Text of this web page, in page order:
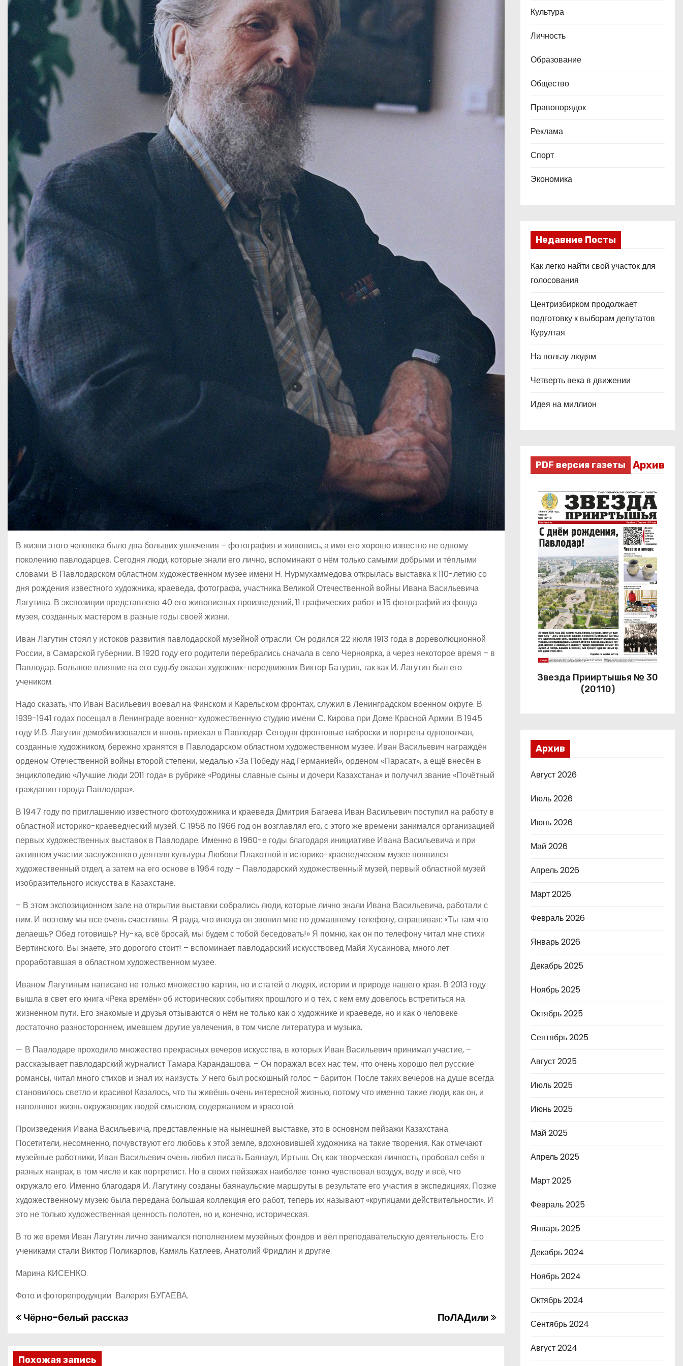
В жизни этого человека было два больших увлечения – фотография и живопись, а имя его хорошо известно не одному
поколению павлодарцев. Сегодня люди, которые знали его лично, вспоминают о нём только самыми добрыми и тёплыми
словами. В Павлодарском областном художественном музее имени Н. Нурмухаммедова открылась выставка к 110-летию со
дня рождения известного художника, краеведа, фотографа, участника Великой Отечественной войны Ивана Васильевича
Лагутина. В экспозиции представлено 40 его живописных произведений, 11 графических работ и 15 фотографий из фонда
музея, созданных мастером в разные годы своей жизни.
Иван Лагутин стоял у истоков развития павлодарской музейной отрасли. Он родился 22 июля 1913 года в дореволюционной
России, в Самарской губернии. В 1920 году его родители перебрались сначала в село Черноярка, а через некоторое время – в
Павлодар. Большое влияние на его судьбу оказал художник-передвижник Виктор Батурин, так как И. Лагутин был его
учеником.
Надо сказать, что Иван Васильевич воевал на Финском и Карельском фронтах, служил в Ленинградском военном округе. В
1939-1941 годах посещал в Ленинграде военно-художественную студию имени С. Кирова при Доме Красной Армии. В 1945
году И.В. Лагутин демобилизовался и вновь приехал в Павлодар. Сегодня фронтовые наброски и портреты однополчан,
созданные художником, бережно хранятся в Павлодарском областном художественном музее. Иван Васильевич награждён
орденом Отечественной войны второй степени, медалью «За Победу над Германией», орденом «Парасат», а ещё внесён в
энциклопедию «Лучшие люди 2011 года» в рубрике «Родины славные сыны и дочери Казахстана» и получил звание «Почётный
гражданин города Павлодара».
В 1947 году по приглашению известного фотохудожника и краеведа Дмитрия Багаева Иван Васильевич поступил на работу в
областной историко-краеведческий музей. С 1958 по 1966 год он возглавлял его, с этого же времени занимался организацией
первых художественных выставок в Павлодаре. Именно в 1960-е годы благодаря инициативе Ивана Васильевича и при
активном участии заслуженного деятеля культуры Любови Плахотной в историко-краеведческом музее появился
художественный отдел, а затем на его основе в 1964 году – Павлодарский художественный музей, первый областной музей
изобразительного искусства в Казахстане.
– В этом экспозиционном зале на открытии выставки собрались люди, которые лично знали Ивана Васильевича, работали с
ним. И поэтому мы все очень счастливы. Я рада, что иногда он звонил мне по домашнему телефону, спрашивая: «Ты там что
делаешь? Обед готовишь? Ну-ка, всё бросай, мы будем с тобой беседовать!» Я помню, как он по телефону читал мне стихи
Вертинского. Вы знаете, это дорогого стоит! – вспоминает павлодарский искусствовед Майя Хусаинова, много лет
проработавшая в областном художественном музее.
Иваном Лагутиным написано не только множество картин, но и статей о людях, истории и природе нашего края. В 2013 году
вышла в свет его книга «Река времён» об исторических событиях прошлого и о тех, с кем ему довелось встретиться на
жизненном пути. Его знакомые и друзья отзываются о нём не только как о художнике и краеведе, но и как о человеке
достаточно разностороннем, имевшем другие увлечения, в том числе литература и музыка.
— В Павлодаре проходило множество прекрасных вечеров искусства, в которых Иван Васильевич принимал участие, –
рассказывает павлодарский журналист Тамара Карандашова. – Он поражал всех нас тем, что очень хорошо пел русские
романсы, читал много стихов и знал их наизусть. У него был роскошный голос – баритон. После таких вечеров на душе всегда
становилось светло и красиво! Казалось, что ты живёшь очень интересной жизнью, потому что именно такие люди, как он, и
наполняют жизнь окружающих людей смыслом, содержанием и красотой.
Произведения Ивана Васильевича, представленные на нынешней выставке, это в основном пейзажи Казахстана.
Посетители, несомненно, почувствуют его любовь к этой земле, вдохновившей художника на такие творения. Как отмечают
музейные работники, Иван Васильевич очень любил писать Баянаул, Иртыш. Он, как творческая личность, пробовал себя в
разных жанрах, в том числе и как портретист. Но в своих пейзажах наиболее тонко чувствовал воздух, воду и всё, что
окружало его. Именно благодаря И. Лагутину созданы баянаульские маршруты в результате его участия в экспедициях. Позже
художественному музею была передана большая коллекция его работ, теперь их называют «крупицами действительности». И
это не только художественная ценность полотен, но и, конечно, историческая.
В то же время Иван Лагутин лично занимался пополнением музейных фондов и вёл преподавательскую деятельность. Его
учениками стали Виктор Поликарпов, Камиль Катлеев, Анатолий Фридлин и другие.
Марина КИСЕНКО.
Фото и фоторепродукции Валерия БУГАЕВА.
Н
ПоЛАДили
Чёрно-белый рассказ
Похожая запись
Культура
Личность
Образование
Общество
Правопорядок
Реклама
Спорт
Экономика
Недавние Посты
Как легко найти свой участок для
голосования
Центризбирком продолжает
подготовку к выборам депутатов
Курултая
На пользу людям
Четверть века в движении
Идея на миллион
PDF версия газеты Архив
Звезда Прииртышья № 30
(20110)
Архив
Август 2026
Июль 2026
Июнь 2026
Май 2026
Апрель 2026
Март 2026
Февраль 2026
Январь 2026
Декабрь 2025
Ноябрь 2025
Октябрь 2025
Сентябрь 2025
Август 2025
Июль 2025
Июнь 2025
Май 2025
Апрель 2025
Март 2025
Февраль 2025
Январь 2025
Декабрь 2024
Ноябрь 2024
Октябрь 2024
Сентябрь 2024
Август 2024